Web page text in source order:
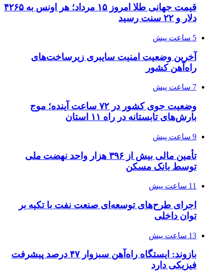
قیمت جهانی طلا امروز ۱۵ مرداد؛ هر اونس به ۴۲۶۵
دلار و ۲۲ سنت رسید
5 ساعت پیش
آخرین وضعیت امنیت سایبری زیرساخت‌های
راه‌آهن کشور
7 ساعت پیش
وضعیت جوی کشور در ۷۲ ساعت آینده؛ موج
بارش‌های تابستانه در راه ۱۱ استان
9 ساعت پیش
تأمین مالی بیش از ۳۹۶ هزار واحد نهضت ملی
توسط بانک مسکن
11 ساعت پیش
اجرای طرح‌های توسعه‌ای صنعت نفت با تکیه بر
توان داخلی
13 ساعت پیش
بازوند: ایستگاه راه‌آهن سبزوار ۴۷ درصد پیشرفت
فیزیکی دارد